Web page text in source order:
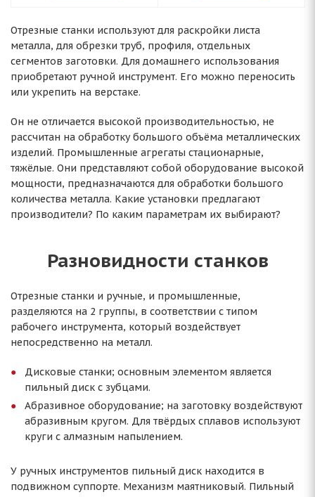
Отрезные станки используют для раскройки листа
металла, для обрезки труб, профиля, отдельных
сегментов заготовки. Для домашнего использования
приобретают ручной инструмент. Его можно переносить
или укрепить на верстаке.
Он не отличается высокой производительностью, не
рассчитан на обработку большого объёма металлических
изделий. Промышленные агрегаты стационарные,
тяжёлые. Они представляют собой оборудование высокой
мощности, предназначаются для обработки большого
количества металла. Какие установки предлагают
производители? По каким параметрам их выбирают?
Разновидности станков
Отрезные станки и ручные, и промышленные,
разделяются на 2 группы, в соответствии с типом
рабочего инструмента, который воздействует
непосредственно на металл.
Дисковые станки; основным элементом является
пильный диск с зубцами.
Абразивное оборудование; на заготовку воздействуют
абразивным кругом. Для твёрдых сплавов используют
круги с алмазным напылением.
У ручных инструментов пильный диск находится в
подвижном суппорте. Механизм маятниковый. Пильный